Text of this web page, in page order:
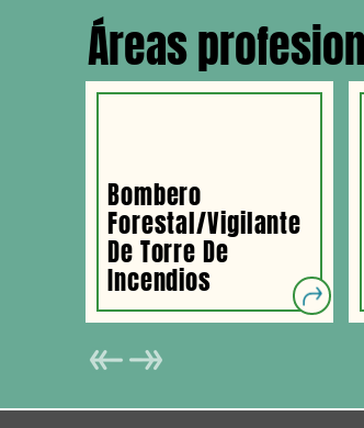
Áreas
Bombero
Forestal/vigilante
De Torre De
Incendios